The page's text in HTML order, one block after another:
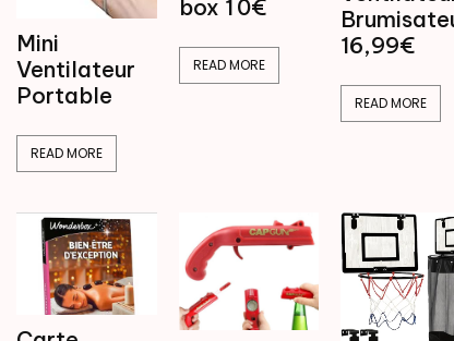
Mini
Ventilateur
Portable
READ MORE
box 1 0€
READ MORE
16,99€
READ MORE